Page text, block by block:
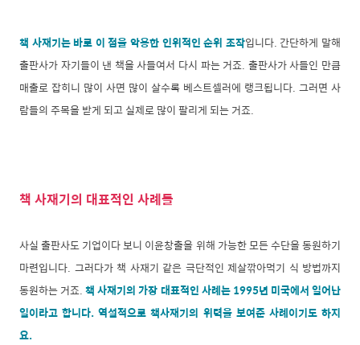
책 사재기는 바로 이 점을 악용한 인위적인 순위 조작입니다. 간단하게 말해
출판사가 자기들이 낸 책을 사들여서 다시 파는 거죠. 출판사가 사들인 만큼
매출로 잡히니 많이 사면 많이 살수록 베스트셀러에 랭크됩니다. 그러면 사
람들의 주목을 받게 되고 실제로 많이 팔리게 되는 거죠.
책 사재기의 대표적인 사례들
사실 출판사도 기업이다 보니 이윤창출을 위해 가능한 모든 수단을 동원하기
마련입니다. 그러다가 책 사재기 같은 극단적인 제살깎아먹기 식 방법까지
동원하는 거죠.책 사재기의 가장 대표적인 사례는 1995년 미국에서 일어난
일이라고 합니다. 역설적으로 책사재기의 위력을 보여준 사례이기도 하지
요.